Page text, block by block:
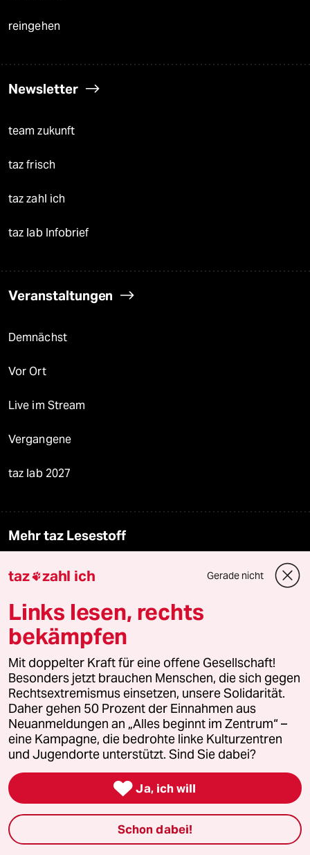
reingehen
Newsletter
team zukunft
taz frisch
taz zahl ich
taz lab Infobrief
Veranstaltungen
Demnächst
Vor Ort
Live im Stream
Vergangene
taz lab 2027
Mehr taz Lesestoff
taz Blogs
taz FUTURZWEI
Le Monde diplomatique
taz Archiv
Mehr taz Angebote
Reisen
Kantine
taz zahl ich Gerade nicht
Links lesen, rechts
bekämpfen
Mit doppelter Kraft für eine offene Gesellschaft!
Besonders jetzt brauchen Menschen, die sich gegen
Rechtsextremismus einsetzen, unsere Solidarität.
Daher gehen 50 Prozent der Einnahmen aus
Neuanmeldungen an „Alles beginnt im Zentrum“ –
eine Kampagne, die bedrohte linke Kulturzentren
und Jugendorte unterstützt. Sind Sie dabei?
 Ja, ich will
Schon dabei!